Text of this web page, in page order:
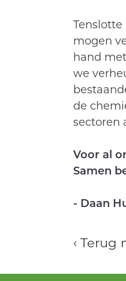
mogen
hand
we
de
sectoren
Voor al
Samen
- Daan
‹ Terug